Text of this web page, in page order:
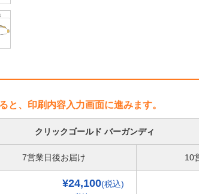
と、印刷内容入力画面に進みます。
クリックゴールド バーガンディ
7営業日後お届け 10
¥24,100(税込)